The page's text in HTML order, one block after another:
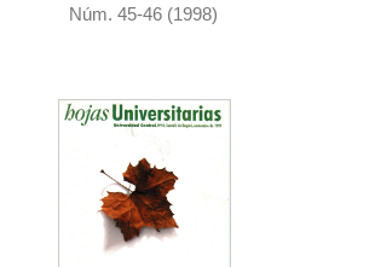
Núm. 45-46 (1998)